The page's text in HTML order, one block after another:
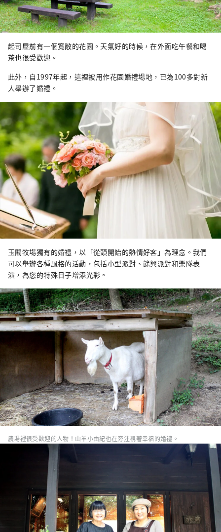
起司屋前有一個寬敞的花園。天氣好的時候，在外面吃午餐和喝
茶也很受歡迎。
此外，自1997年起，這裡被用作花園婚禮場地，已為100多對新
人舉辦了婚禮。
玉閣牧場獨有的婚禮，以「從頭開始的熱情好客」為理念。我們
可以舉辦各種風格的活動，包括小型派對、餘興派對和樂隊表
演，為您的特殊日子增添光彩。
農場裡很受歡迎的人物！山羊小由紀也在旁注視著幸福的婚禮。